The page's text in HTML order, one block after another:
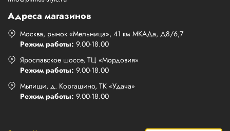
Адреса магазинов
Москва, рынок «Мельница», 41 км МКАДа, Д8/6,7
Режим работы: 9.00-18.00
Ярославское шоссе, ТЦ «Мордовия»
Режим работы: 9.00-18.00
Мытищи, д. Коргашино, ТК «Удача»
Режим работы: 9.00-18.00